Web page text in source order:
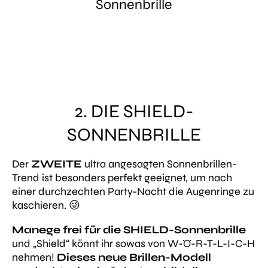
Sonnenbrille
2. DIE SHIELD-
SONNENBRILLE
Der ZWEITE ultra angesagten Sonnenbrillen-
Trend ist besonders perfekt geeignet, um nach
einer durchzechten Party-Nacht die Augenringe zu
kaschieren. 😜
Manege frei für die SHIELD-Sonnenbrille
und „Shield“ könnt ihr sowas von W-Ö-R-T-L-I-C-H
nehmen! Dieses neue Brillen-Modell